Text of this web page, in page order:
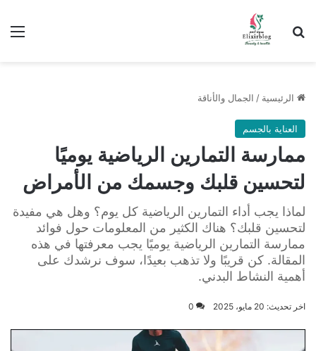
ابحث عن
الرئيسية / الجمال والأناقة
العناية بالجسم
ممارسة التمارين الرياضية يوميًا
لتحسين قلبك وجسمك من الأمراض
لماذا يجب أداء التمارين الرياضية كل يوم؟ وهل هي مفيدة
لتحسين قلبك؟ هناك الكثير من المعلومات حول فوائد
ممارسة التمارين الرياضية يوميًا يجب معرفتها في هذه
المقالة. كن قريبًا ولا تذهب بعيدًا، سوف نرشدك على
أهمية النشاط البدني.
اخر تحديث: 20 مايو، 2025 0